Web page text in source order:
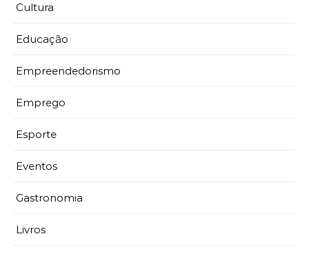
Cultura
Educação
Empreendedorismo
Emprego
Esporte
Eventos
Gastronomia
Livros